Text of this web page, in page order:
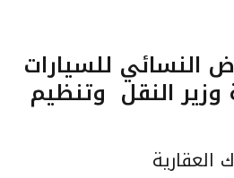
النسائي للسيارات
وزير النقل وتنظيم
العقارية